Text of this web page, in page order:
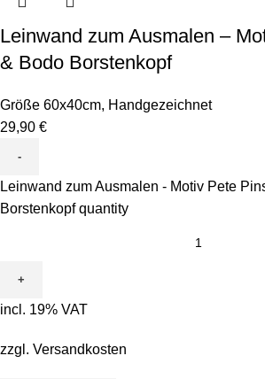
Leinwand zum Ausmalen –
& Bodo Borstenkopf
Größe 60x40cm, Handgezeichnet
29,90 €
Leinwand zum Ausmalen - Motiv Pete
Borstenkopf quantity
incl. 19% VAT
zzgl. Versandkosten